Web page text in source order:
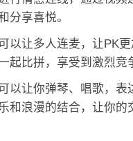
分享喜悦。
以让多人连麦，让PK
起比拼，享受到激烈竞
以让你弹琴、唱歌，表
和浪漫的结合，让你的